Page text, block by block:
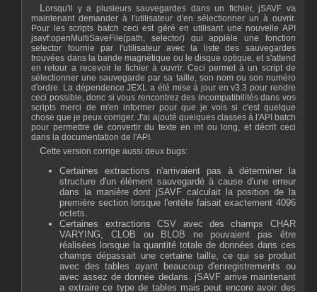
Lorsqu'il y a plusieurs sauvegardes dans un fichier, jSAVF va
maintenant demander à l'utilisateur d'en sélectionner un à ouvrir.
Pour les scripts batch ceci est géré en utilisant une nouvelle API
jsavf:openMultiSaveFile(path, selector) qui applèle une fonction
selector fournie par l'utilisateur avec la liste des sauvegardes
trouvées dans la bande magnétique ou le disque optique, et s'attend
en retour a recevoir le fichier à ouvrir. Ceci permet à un script de
sélectionner une sauvegarde par sa taille, son nom ou son numéro
d'ordre. La dépendence JEXL a été mise à jour en v3.3 pour rendre
ceci possible, donc si vous rencontrez des incompatibilités dans vos
scripts merci de m'en informer pour que je vois si c'est quelque
chose que je peux corriger. J'ai ajouté quelques classes à l'API batch
pour permettre de convertir du texte en int ou long, et décrit ceci
dans la documentation de l'API.
Cette version corrige aussi deux bugs:
Certaines extractions n'arrivaient pas à déterminer la
structure d'un élément sauvegardé à cause d'une erreur
dans la manière dont jSAVF calculait la position de la
première section lorsque l'entête faisait exactement 4096
octets.
Certaines extractions CSV avec des champs CHAR
VARYING, CLOB ou BLOB ne pouvaient pas être
réalisées lorsque la quantité totale de données dans ces
champs dépassait une certaine taille, ce qui se produit
avec des tables ayant beaucoup d'enregistrements ou
avec assez de donnée dedans. jSAVF arrive maintenant
a extraire ce type de tables mais peut encore avoir des